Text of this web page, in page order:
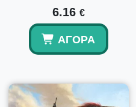
6.16 €
ΑΓΟΡΆ